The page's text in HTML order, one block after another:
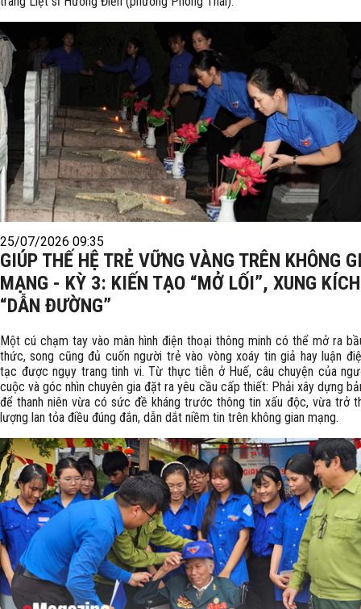
25/07/2026 09:35
GIÚP THẾ HỆ TRẺ VỮNG VÀNG TRÊN KHÔNG
MẠNG - KỲ 3: KIẾN TẠO “MỞ LỐI”, XUNG KÍCH
“DẪN ĐƯỜNG”
Một cú chạm tay vào màn hình điện thoại thông minh có thể mở ra
thức, song cũng đủ cuốn người trẻ vào vòng xoáy tin giả hay luận
tạc được ngụy trang tinh vi. Từ thực tiễn ở Huế, câu chuyện của
cuộc và góc nhìn chuyên gia đặt ra yêu cầu cấp thiết: Phải xây dựng
để thanh niên vừa có sức đề kháng trước thông tin xấu độc, vừa trở
lượng lan tỏa điều đúng đắn, dẫn dắt niềm tin trên không gian mạng.